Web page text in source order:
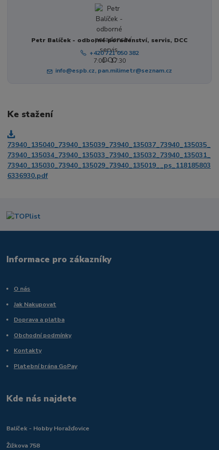
Petr Balíček - odborné poradenství, servis, DCC
+420 721 050 382
7:00 - 17:30
info@espb.cz, pan.milimetr@seznam.cz
Ke stažení
73940_135040_73940_135039_73940_135037_73940_135035_
73940_135034_73940_135033_73940_135032_73940_135031_
73940_135030_73940_135029_73940_135019__ps_118185803
6336930.pdf
Informace pro zákazníky
O nás
Jak Nakupovat
Doprava a platba
Obchodní podmínky
Kontakty
Platební brána GoPay
Kde nás najdete
Balíček - Hobby Horažďovice
Žižkova 758